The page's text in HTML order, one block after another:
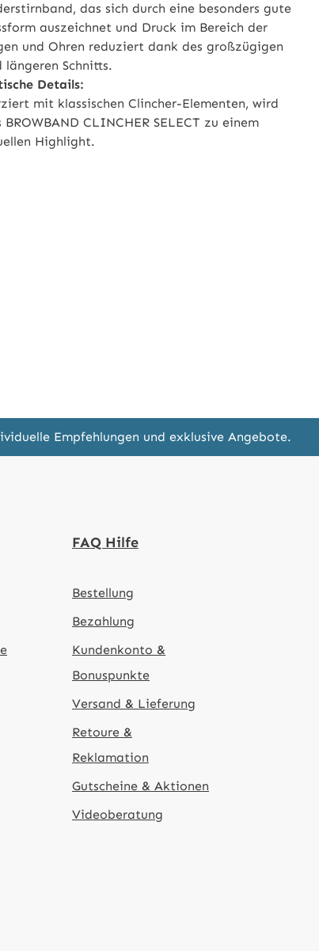
das sich durch eine besonders gute
auszeichnet und Druck im Bereich der
und Ohren reduziert dank des großzügigen
längeren Schnitts.
Details:
mit klassischen Clincher-Elementen, wird
BROWBAND CLINCHER SELECT zu einem
Highlight.
Empfehlungen und exklusive Angebote.
FAQ Hilfe
Bestellung
Bezahlung
Kundenkonto &
Bonuspunkte
Versand & Lieferung
Retoure &
Reklamation
Gutscheine & Aktionen
Videoberatung